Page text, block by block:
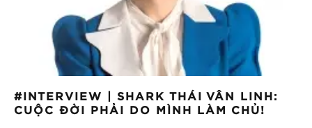
#INTERVIEW | SHARK THÁI VÂN LINH:
CUỘC ĐỜI PHẢI DO MÌNH LÀM CHỦ!